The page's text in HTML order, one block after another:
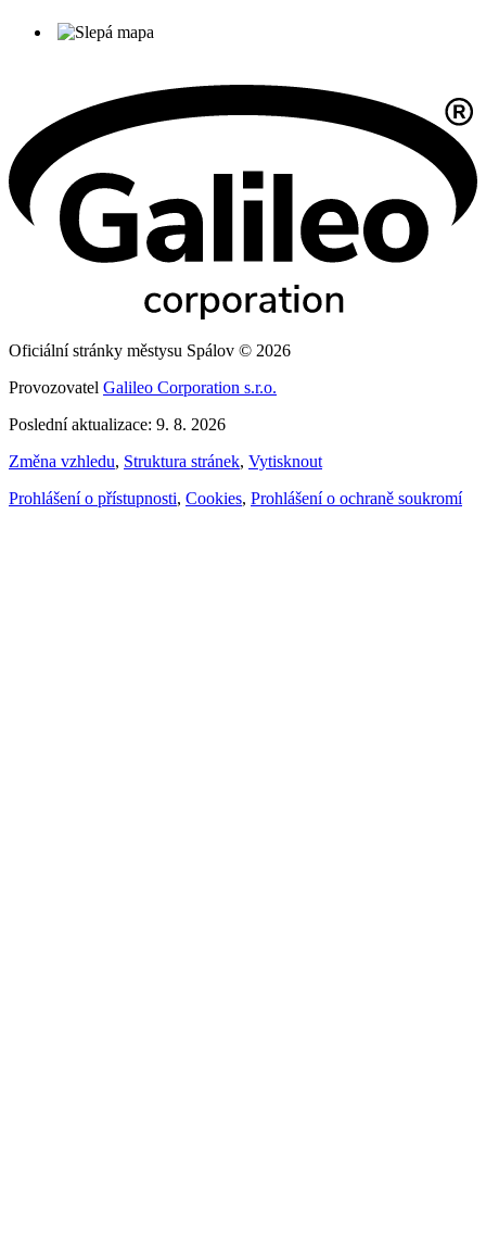
Oficiální stránky městysu Spálov © 2026
Provozovatel Galileo Corporation s.r.o.
Poslední aktualizace: 9. 8. 2026
Změna vzhledu, Struktura stránek, Vytisknout
Prohlášení o přístupnosti, Cookies, Prohlášení o ochraně soukromí